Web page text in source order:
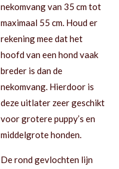
nekomvang van 35 cm tot
maximaal 55 cm. Houd er
rekening mee dat het
hoofd van een hond vaak
breder is dan de
nekomvang. Hierdoor is
deze uitlater zeer geschikt
voor grotere puppy’s en
middelgrote honden.
De rond gevlochten lijn